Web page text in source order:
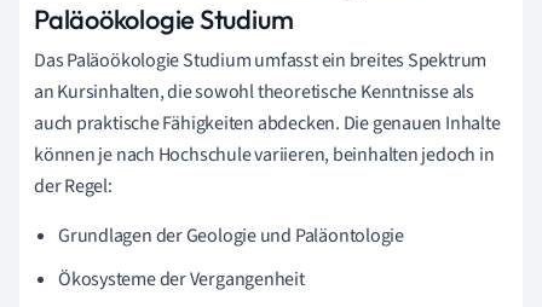
Paläoökologie Studium
Das Paläoökologie Studium umfasst ein breites Spektrum
an Kursinhalten, die sowohl theoretische Kenntnisse als
auch praktische Fähigkeiten abdecken. Die genauen Inhalte
können je nach Hochschule variieren, beinhalten jedoch in
der Regel:
Grundlagen der Geologie und Paläontologie
Ökosysteme der Vergangenheit